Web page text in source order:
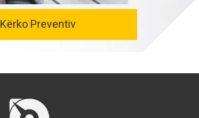
Kërko Preventiv